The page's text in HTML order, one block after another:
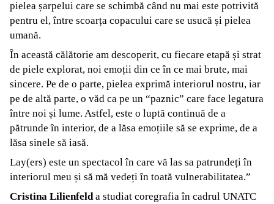
pielea șarpelui care se schimbă când nu mai este potrivită
pentru el, între scoarța copacului care se usucă și pielea
umană.
În această călătorie am descoperit, cu fiecare etapă și strat
de piele explorat, noi emoții din ce în ce mai brute, mai
sincere. Pe de o parte, pielea exprimă interiorul nostru, iar
pe de altă parte, o văd ca pe un “paznic” care face legatura
între noi și lume. Astfel, este o luptă continuă de a
pătrunde în interior, de a lăsa emoțiile să se exprime, de a
lăsa sinele să iasă.
Lay(ers) este un spectacol în care vă las sa patrundeți în
interiorul meu și să mă vedeți în toată vulnerabilitatea.”
Cristina Lilienfeld a studiat coregrafia în cadrul UNATC